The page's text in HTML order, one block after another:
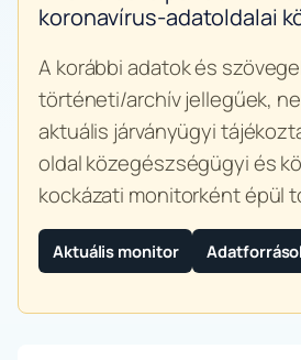
koronavírus-adatoldalai
A korábbi adatok és
történeti/archív jellegűek,
aktuális járványügyi
oldal közegészségügyi és
kockázati monitorként épül
Aktuális monitor